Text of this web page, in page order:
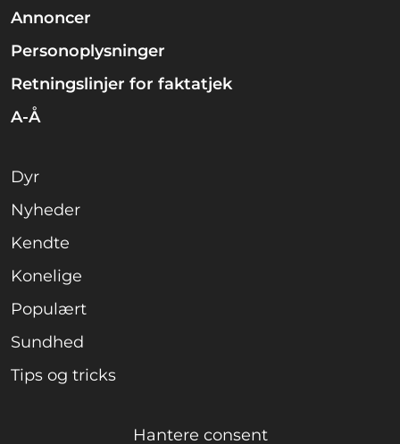
Annoncer
Personoplysninger
Retningslinjer for faktatjek
A-Å
Dyr
Nyheder
Kendte
Konelige
Populært
Sundhed
Tips og tricks
Hantere consent